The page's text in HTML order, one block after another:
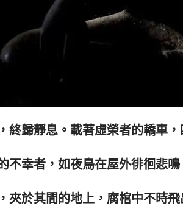
終歸靜息。載著虛榮者的轎車
不幸者，如夜鳥在屋外徘徊悲
夾於其間的地上，腐棺中不時飛